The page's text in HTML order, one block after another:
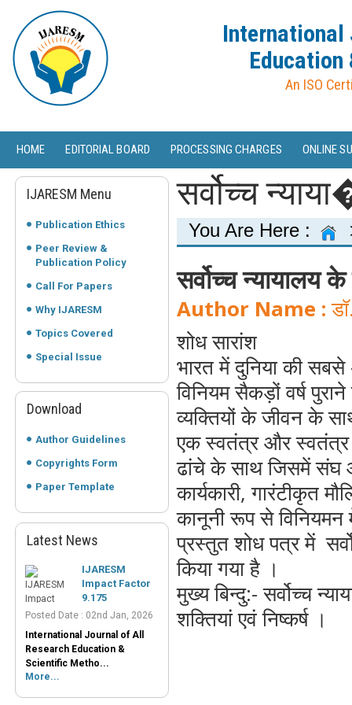
International
An ISO
HOME EDITORIAL BOARD PROCESSING CHARGES ONLINE
IJARESM Menu
Publication Ethics
Peer Review &
Publication Policy
Call For Papers
Why IJARESM
Topics Covered
Special Issue
Download
Author Guidelines
Copyrights Form
Paper Template
Latest NewsIJARESM
9.175
Posted Date : 02nd Jan, 2026
International Journal of All
Scientific Metho...
More...
Journals List
सर्वोच्च
You Are Here :
सर्वोच्च न्यायालय
Author Name :
शोध सारांश
भारत में दुनिया की
विनियम सैकड़ों वर्ष
व्यक्तियों के जीवन के
एक स्वतंत्र और स्वतंत्र
ढांचे के साथ जिसमें संघ
कार्यकारी, गारंटीकृत
कानूनी रूप से
प्रस्तुत शोध पत्र में
किया गया है ।
मुख्य बिन्दु:- सर्वोच्च
शक्तियां एवं निष्कर्ष ।